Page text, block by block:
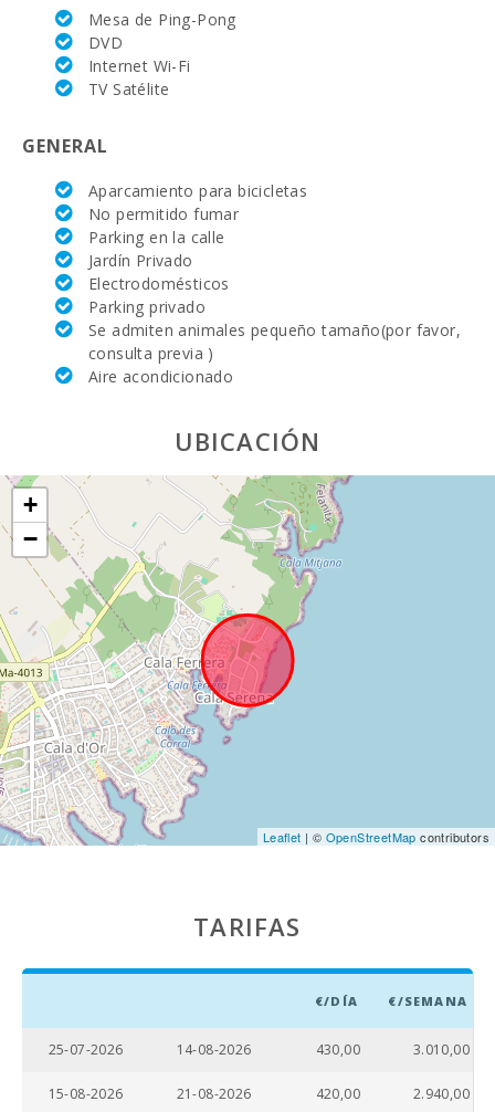
Zona de barbacoa:
Ducha de piscina:
Cuarto de baño - aseo , cabina ducha :
Baños en suit:
Cuna de bebe:
Dormitorio con cama matrimonio (180X200):
Dormitorio con dos camas individuales (90X200):
Dormitorio con cama matrimonio (150X200):
Nº de personas: 6
Terraza (m2):
Mesa de Ping-Pong
DVD
Internet Wi-Fi
TV Satélite
GENERAL
Aparcamiento para bicicletas
No permitido fumar
Parking en la calle
Jardín Privado
Electrodomésticos
Parking privado
Se admiten animales pequeño tamaño(por favor,
consulta previa )
Aire acondicionado
UBICACIÓN
+
−
Leaflet | © OpenStreetMap contributors
TARIFAS
€/DÍA €/SEMANA
25-07-2026 14-08-2026 430,00 3.010,00
15-08-2026 21-08-2026 420,00 2.940,00